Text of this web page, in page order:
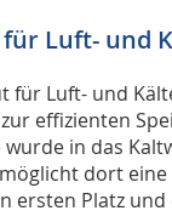
Luft- und
Luft- und
effizienten
in das
dort eine
ersten Platz und